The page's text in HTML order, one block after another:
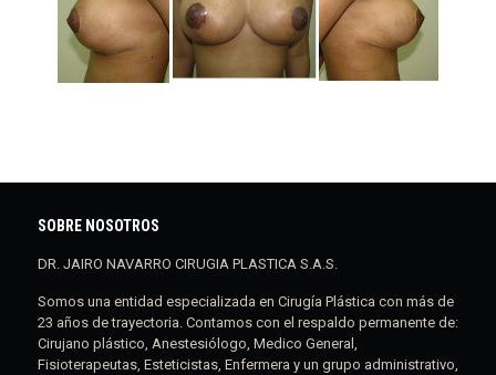
SOBRE NOSOTROS
DR. JAIRO NAVARRO CIRUGIA PLASTICA S.A.S.
Somos una entidad especializada en Cirugía Plástica con más de
23 años de trayectoria. Contamos con el respaldo permanente de:
Cirujano plástico, Anestesiólogo, Medico General,
Fisioterapeutas, Esteticistas, Enfermera y un grupo administrativo,